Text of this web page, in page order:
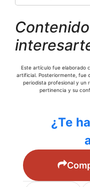
Este artículo fue elaborado
artificial. Posteriormente, fue
periodista profesional y un
pertinencia y su
¿Te